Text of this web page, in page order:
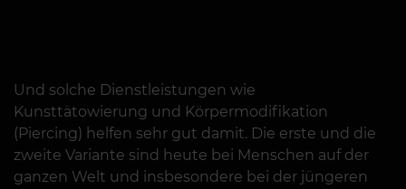
Und solche Dienstleistungen wie
Kunsttätowierung und Körpermodifikation
(Piercing) helfen sehr gut damit. Die erste und die
zweite Variante sind heute bei Menschen auf der
ganzen Welt und insbesondere bei der jüngeren